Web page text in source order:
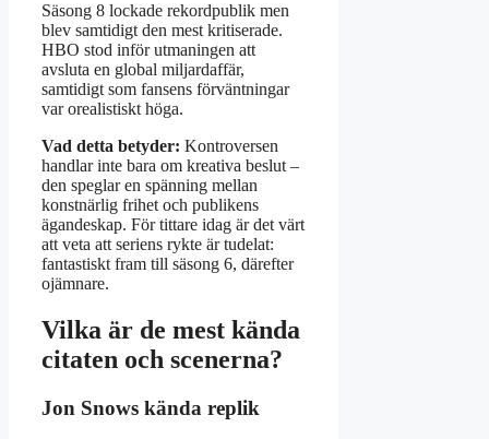
Säsong 8 lockade rekordpublik men
blev samtidigt den mest kritiserade.
HBO stod inför utmaningen att
avsluta en global miljardaffär,
samtidigt som fansens förväntningar
var orealistiskt höga.
Vad detta betyder: Kontroversen
handlar inte bara om kreativa beslut –
den speglar en spänning mellan
konstnärlig frihet och publikens
ägandeskap. För tittare idag är det värt
att veta att seriens rykte är tudelat:
fantastiskt fram till säsong 6, därefter
ojämnare.
Vilka är de mest kända
citaten och scenerna?
Jon Snows kända replik